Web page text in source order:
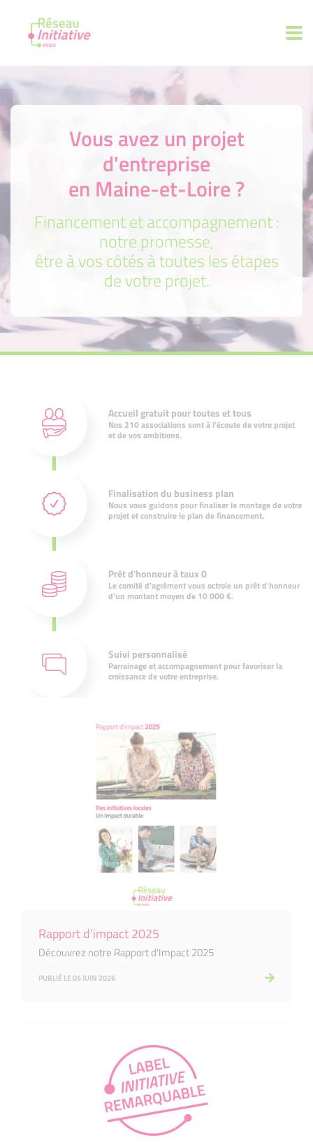
Vous avez un projet
d'entreprise
en Maine-et-Loire ?
Financement et accompagnement :
notre promesse,
être à vos côtés à toutes les étapes
de votre projet.
Accueil gratuit pour toutes et tous
Nos 210 associations sont à l'écoute de votre projet
et de vos ambitions.
Finalisation du business plan
Nous vous guidons pour finaliser le montage de votre
projet et construire le plan de financement.
Prêt d'honneur à taux 0
Le comité d'agrément vous octroie un prêt d'honneur
d'un montant moyen de 10 000 €.
Suivi personnalisé
Parrainage et accompagnement pour favoriser la
croissance de votre entreprise.
Rapport d'impact 2025
Découvrez notre Rapport d'Impact 2025
PUBLIÉ LE 05 JUIN 2026